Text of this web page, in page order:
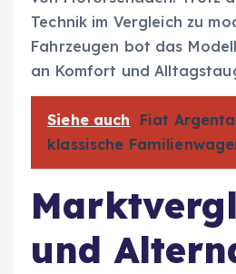
Technik im Vergleich zu
Fahrzeugen bot das
an Komfort und
Siehe auch
Fiat
klassische
und